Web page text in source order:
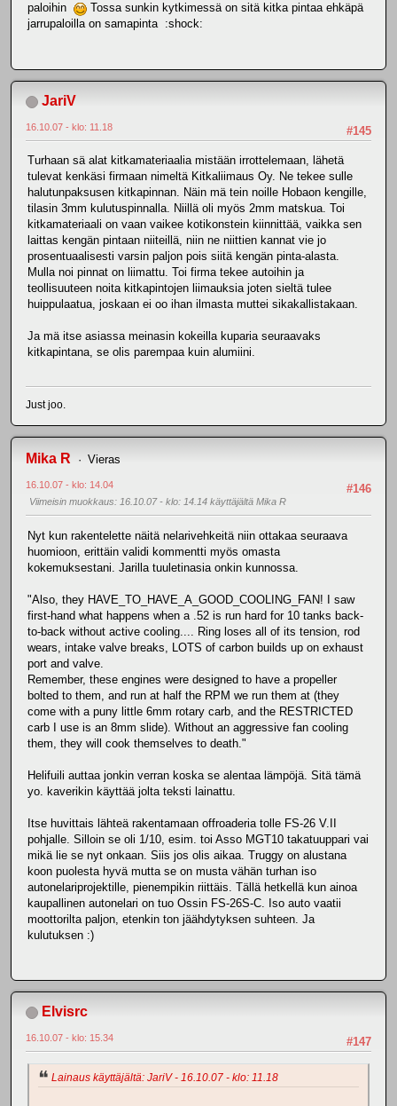
paloihin
Tossa sunkin kytkimessä on sitä kitka pintaa ehkäpä
jarrupaloilla on samapinta :shock:
JariV
#145
16.10.07 - klo: 11.18
Turhaan sä alat kitkamateriaalia mistään irrottelemaan, lähetä
tulevat kenkäsi firmaan nimeltä Kitkaliimaus Oy. Ne tekee sulle
halutunpaksusen kitkapinnan. Näin mä tein noille Hobaon kengille,
tilasin 3mm kulutuspinnalla. Niillä oli myös 2mm matskua. Toi
kitkamateriaali on vaan vaikee kotikonstein kiinnittää, vaikka sen
laittas kengän pintaan niiteillä, niin ne niittien kannat vie jo
prosentuaalisesti varsin paljon pois siitä kengän pinta-alasta.
Mulla noi pinnat on liimattu. Toi firma tekee autoihin ja
teollisuuteen noita kitkapintojen liimauksia joten sieltä tulee
huippulaatua, joskaan ei oo ihan ilmasta muttei sikakallistakaan.
Ja mä itse asiassa meinasin kokeilla kuparia seuraavaks
kitkapintana, se olis parempaa kuin alumiini.
Just joo.
Mika R Vieras
#146
16.10.07 - klo: 14.04
Viimeisin muokkaus: 16.10.07 - klo: 14.14 käyttäjältä Mika R
Nyt kun rakentelette näitä nelarivehkeitä niin ottakaa seuraava
huomioon, erittäin validi kommentti myös omasta
kokemuksestani. Jarilla tuuletinasia onkin kunnossa.
"Also, they HAVE_TO_HAVE_A_GOOD_COOLING_FAN! I saw
first-hand what happens when a .52 is run hard for 10 tanks back-
to-back without active cooling.... Ring loses all of its tension, rod
wears, intake valve breaks, LOTS of carbon builds up on exhaust
port and valve.
Remember, these engines were designed to have a propeller
bolted to them, and run at half the RPM we run them at (they
come with a puny little 6mm rotary carb, and the RESTRICTED
carb I use is an 8mm slide). Without an aggressive fan cooling
them, they will cook themselves to death."
Helifuili auttaa jonkin verran koska se alentaa lämpöjä. Sitä tämä
yo. kaverikin käyttää jolta teksti lainattu.
Itse huvittais lähteä rakentamaan offroaderia tolle FS-26 V.II
pohjalle. Silloin se oli 1/10, esim. toi Asso MGT10 takatuuppari vai
mikä lie se nyt onkaan. Siis jos olis aikaa. Truggy on alustana
koon puolesta hyvä mutta se on musta vähän turhan iso
autonelariprojektille, pienempikin riittäis. Tällä hetkellä kun ainoa
kaupallinen autonelari on tuo Ossin FS-26S-C. Iso auto vaatii
moottorilta paljon, etenkin ton jäähdytyksen suhteen. Ja
kulutuksen :)
Elvisrc
#147
16.10.07 - klo: 15.34
Lainaus käyttäjältä: JariV - 16.10.07 - klo: 11.18